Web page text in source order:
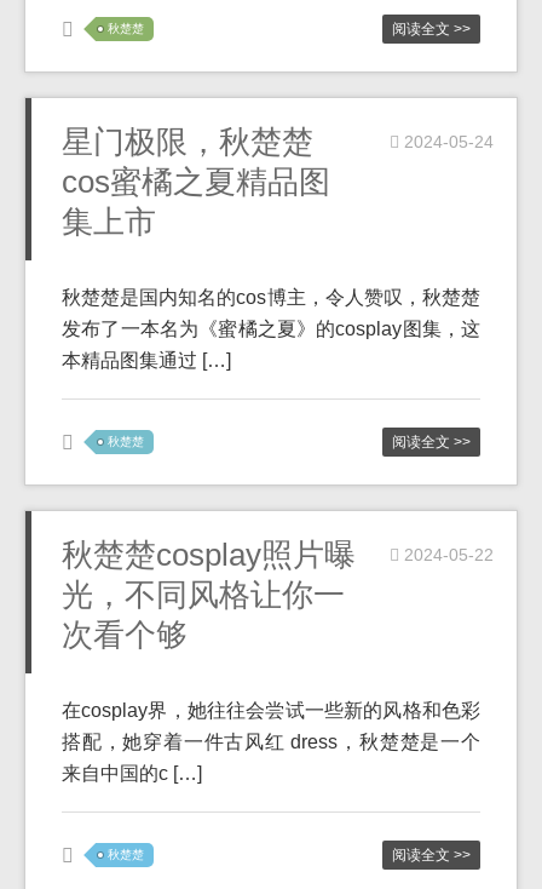
秋楚楚 阅读全文 >>
星门极限，秋楚楚
cos蜜橘之夏精品图
集上市
2024-05-24
秋楚楚是国内知名的cos博主，令人赞叹，秋楚楚
发布了一本名为《蜜橘之夏》的cosplay图集，这
本精品图集通过 […]
秋楚楚 阅读全文 >>
秋楚楚cosplay照片曝
光，不同风格让你一
次看个够
2024-05-22
在cosplay界，她往往会尝试一些新的风格和色彩
搭配，她穿着一件古风红 dress，秋楚楚是一个
来自中国的c […]
秋楚楚 阅读全文 >>